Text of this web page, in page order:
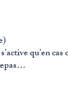
qu'en